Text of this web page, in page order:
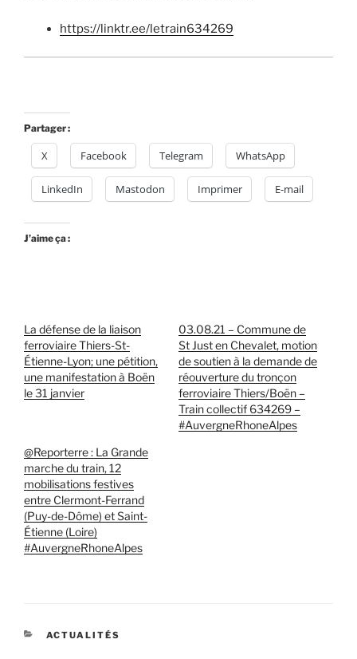
https://linktr.ee/letrain634269
Partager :
X Facebook Telegram WhatsApp
LinkedIn Mastodon Imprimer E-mail
J’aime ça :
La défense de la liaison
ferroviaire Thiers-St-
Étienne-Lyon; une pétition,
une manifestation à Boën
le 31 janvier
03.08.21 – Commune de
St Just en Chevalet, motion
de soutien à la demande de
réouverture du tronçon
ferroviaire Thiers/Boën –
Train collectif 634269 –
#AuvergneRhoneAlpes
@Reporterre : La Grande
marche du train, 12
mobilisations festives
entre Clermont-Ferrand
(Puy-de-Dôme) et Saint-
Étienne (Loire)
#AuvergneRhoneAlpes
CATÉGORIES
ACTUALITÉS